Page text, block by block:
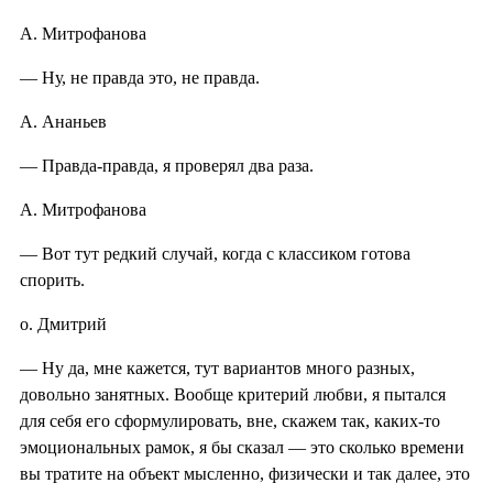
А. Митрофанова
— Ну, не правда это, не правда.
А. Ананьев
— Правда-правда, я проверял два раза.
А. Митрофанова
— Вот тут редкий случай, когда с классиком готова
спорить.
о. Дмитрий
— Ну да, мне кажется, тут вариантов много разных,
довольно занятных. Вообще критерий любви, я пытался
для себя его сформулировать, вне, скажем так, каких-то
эмоциональных рамок, я бы сказал — это сколько времени
вы тратите на объект мысленно, физически и так далее, это